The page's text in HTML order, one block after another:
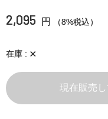
2,095 円 （8%税込）
在庫 ×
現在販売